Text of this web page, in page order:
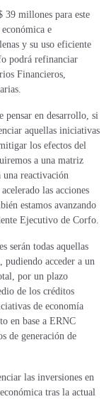
39 millones para este
e
y su uso eficiente
podrá refinanciar
Financieros,
pensar en desarrollo, si
aquellas iniciativas
los efectos del
a una matriz
reactivación
las acciones
estamos avanzando
Ejecutivo de Corfo.
serán todas aquellas
pudiendo acceder a un
por un plazo
de los créditos
de economía
en base a ERNC
de generación de
las inversiones en
tras la actual